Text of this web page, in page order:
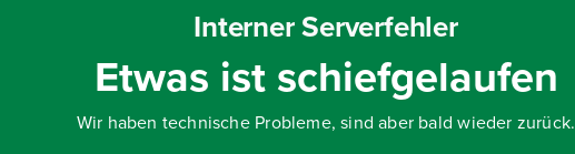
Interner Serverfehler
Etwas ist schiefgelaufen
Wir haben technische Probleme, sind aber bald wieder zurück.